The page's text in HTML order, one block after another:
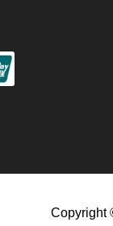
Copyright